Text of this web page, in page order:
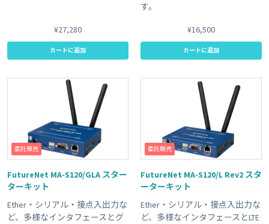
¥27,280
カートに追加
す。
¥16,500
カートに追加
委託販売
FutureNet MA-S120/GLA スター
ターキット
Ether・シリアル・接点入出力な
ど、多様なインタフェースとグ
委託販売
FutureNet MA-S120/L Rev2 スタ
ーターキット
Ether・シリアル・接点入出力な
ど、多様なインタフェースとLTE